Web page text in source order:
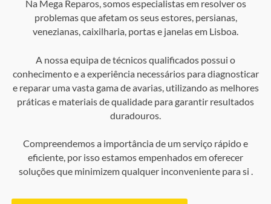
Na Mega Reparos, somos especialistas em resolver os
problemas que afetam os seus estores, persianas,
venezianas, caixilharia, portas e janelas em Lisboa.
A nossa equipa de técnicos qualificados possui o
conhecimento e a experiência necessários para diagnosticar
e reparar uma vasta gama de avarias, utilizando as melhores
práticas e materiais de qualidade para garantir resultados
duradouros.
Compreendemos a importância de um serviço rápido e
eficiente, por isso estamos empenhados em oferecer
soluções que minimizem qualquer inconveniente para si .